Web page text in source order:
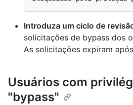
Introduza um ciclo de
solicitações de bypass dos
As solicitações expiram
Usuários com
"bypass"